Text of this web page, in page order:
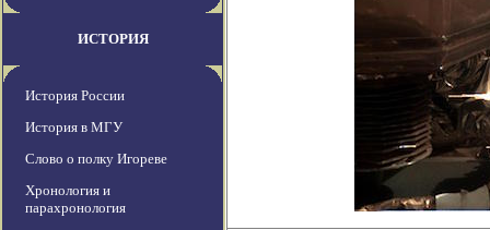
ИСТОРИЯ
История России
История в МГУ
Слово о полку Игореве
Хронология и
парахронология